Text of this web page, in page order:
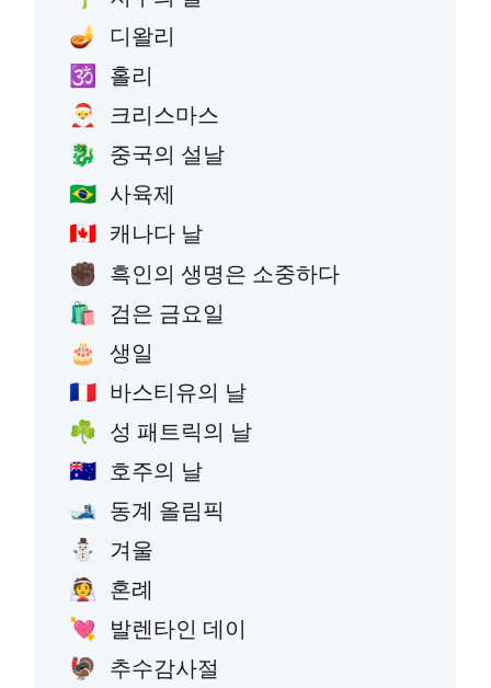
🪔 디왈리
🕉️ 홀리
🎅 크리스마스
🐉 중국의 설날
🇧🇷 사육제
🇨🇦 캐나다 날
✊🏿 흑인의 생명은 소중하다
🛍️ 검은 금요일
🎂 생일
🇫🇷 바스티유의 날
☘️ 성 패트릭의 날
🇦🇺 호주의 날
🎿 동계 올림픽
⛄ 겨울
👰 혼례
💘 발렌타인 데이
🦃 추수감사절